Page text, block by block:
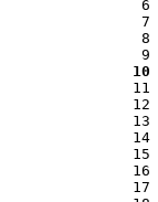
6
7
8
9
10
11
12
13
14
15
16
17